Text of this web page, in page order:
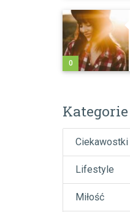
0
Kategorie
Ciekawostki
Lifestyle
Miłość